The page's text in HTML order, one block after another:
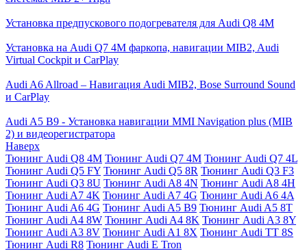
Установка предпускового подогревателя для Audi Q8 4M
Установка на Audi Q7 4M фаркопа, навигации MIB2, Audi
Virtual Cockpit и CarPlay
Audi A6 Allroad – Навигация Audi MIB2, Bose Surround Sound
и CarPlay
Audi A5 B9 - Установка навигации MMI Navigation plus (MIB
2) и видеорегистратора
Наверх
Тюнинг Audi Q8 4M Тюнинг Audi Q7 4M Тюнинг Audi Q7 4L
Тюнинг Audi Q5 FY Тюнинг Audi Q5 8R Тюнинг Audi Q3 F3
Тюнинг Audi Q3 8U Тюнинг Audi A8 4N Тюнинг Audi A8 4H
Тюнинг Audi A7 4K Тюнинг Audi A7 4G Тюнинг Audi A6 4A
Тюнинг Audi A6 4G Тюнинг Audi A5 B9 Тюнинг Audi A5 8T
Тюнинг Audi A4 8W Тюнинг Audi A4 8K Тюнинг Audi A3 8Y
Тюнинг Audi A3 8V Тюнинг Audi A1 8X Тюнинг Audi TT 8S
Тюнинг Audi R8 Тюнинг Audi E Tron